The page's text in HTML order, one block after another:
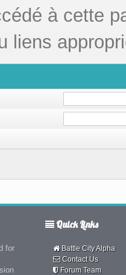
à cette
liens
for
Quick Links
Battle City Alpha
Contact Us
Forum Team